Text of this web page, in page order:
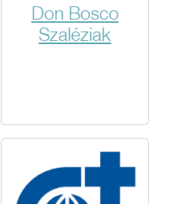
Don Bosco
Szaléziak